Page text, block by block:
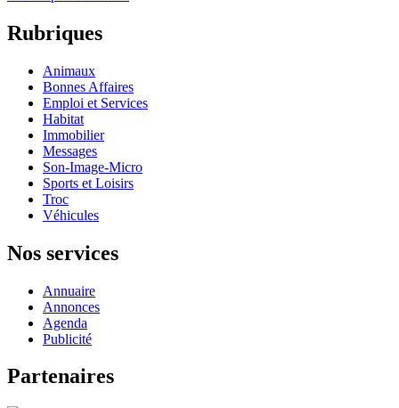
Rubriques
Animaux
Bonnes Affaires
Emploi et Services
Habitat
Immobilier
Messages
Son-Image-Micro
Sports et Loisirs
Troc
Véhicules
Nos services
Annuaire
Annonces
Agenda
Publicité
Partenaires